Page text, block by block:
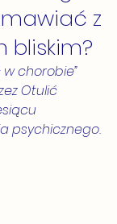
z
bliskim?
w chorobie”
Otulić
psychicznego.